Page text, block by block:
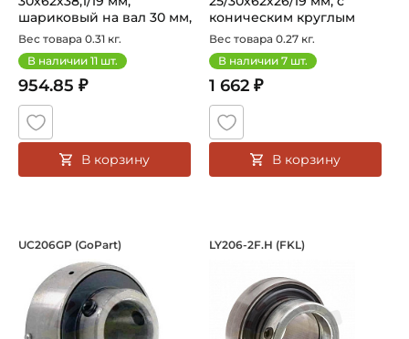
шариковый на вал 30 мм,
без отвер...
Вес товара 0.31 кг.
В наличии 11 шт.
954.85 ₽
В корзину
коническим круглым
отверстием на вал 25/...
Вес товара 0.27 кг.
В наличии 7 шт.
1 662 ₽
В корзину
Подшипник 30х62х38,1/19 мм,
Подшипник шариковый UC206GP GoPart на вал 30 мм.
UC206GP (GoPart) Подшипник
LY206-2F.H (FKL)